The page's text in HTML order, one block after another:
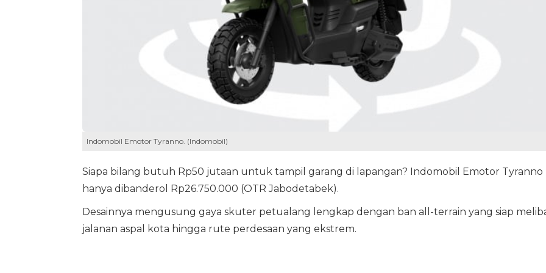
Indomobil Emotor Tyranno. (Indomobil)
Siapa bilang butuh Rp50 jutaan untuk tampil garang di lapangan? Indomobil Emotor Tyranno
hanya dibanderol Rp26.750.000 (OTR Jabodetabek).
Desainnya mengusung gaya skuter petualang lengkap dengan ban all-terrain yang siap
jalanan aspal kota hingga rute perdesaan yang ekstrem.